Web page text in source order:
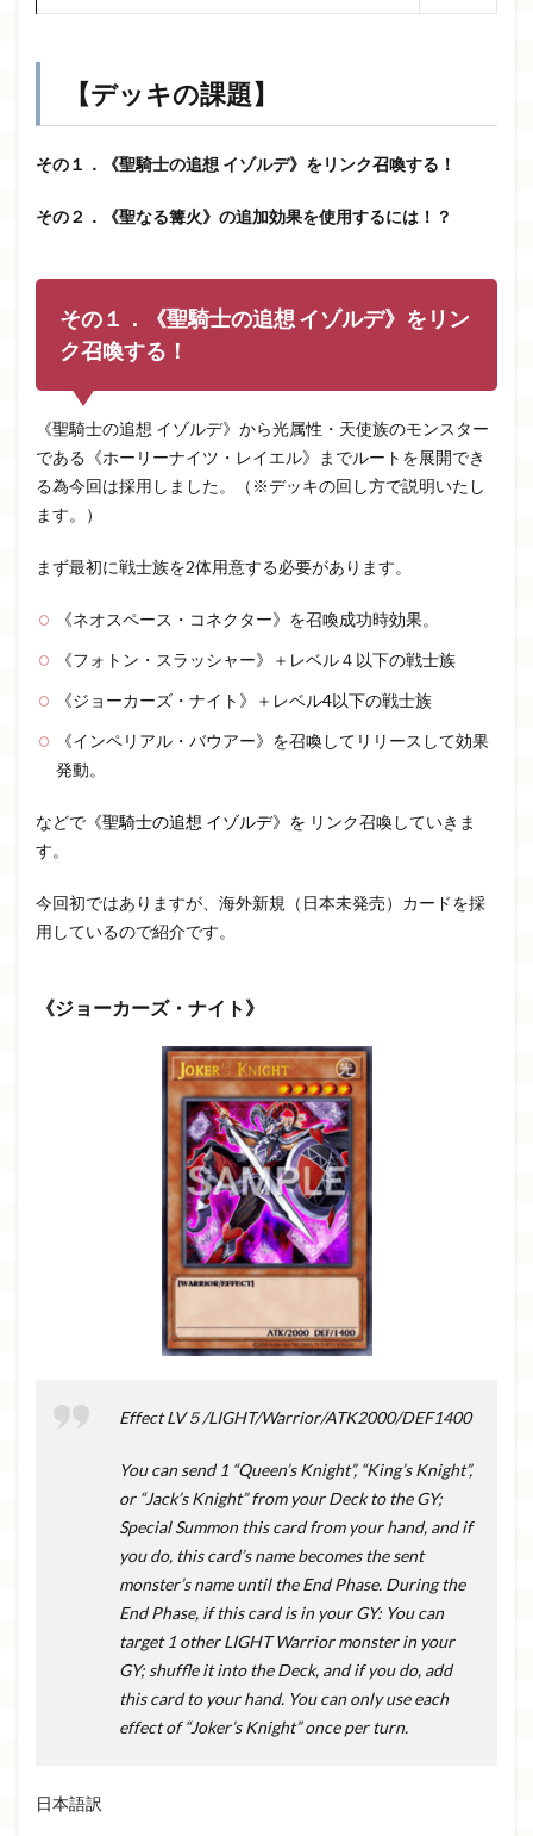
【デッキの課題】
その１．《聖騎士の追想 イゾルデ》をリンク召喚する！
その２．《聖なる篝火》の追加効果を使用するには！？
その１．《聖騎士の追想 イゾルデ》をリン
ク召喚する！
《聖騎士の追想 イゾルデ》から光属性・天使族のモンスター
である《ホーリーナイツ・レイエル》までルートを展開でき
る為今回は採用しました。（※デッキの回し方で説明いたし
ます。）
まず最初に戦士族を2体用意する必要があります。
《ネオスペース・コネクター》を召喚成功時効果。
《フォトン・スラッシャー》＋レベル４以下の戦士族
《ジョーカーズ・ナイト》＋レベル4以下の戦士族
《インペリアル・バウアー》を召喚してリリースして効果
発動。
などで 《聖騎士の追想 イゾルデ》を リンク召喚していきま
す。
今回初ではありますが、海外新規（日本未発売）カードを採
用しているので紹介です。
《ジョーカーズ・ナイト》
Effect LV５/LIGHT/Warrior/ATK2000/DEF1400
You can send 1 “Queen’s Knight”, “King’s Knight”,
or “Jack’s Knight” from your Deck to the GY;
Special Summon this card from your hand, and if
you do, this card’s name becomes the sent
monster’s name until the End Phase. During the
End Phase, if this card is in your GY: You can
target 1 other LIGHT Warrior monster in your
GY; shuffle it into the Deck, and if you do, add
this card to your hand. You can only use each
effect of “Joker’s Knight” once per turn.
日本語訳